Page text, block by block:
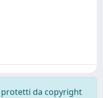
protetti da copyright